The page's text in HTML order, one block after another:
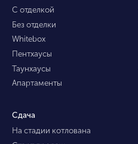
С отделкой
Без отделки
Whitebox
Пентхаусы
Таунхаусы
Апартаменты
Сдача
На стадии котлована